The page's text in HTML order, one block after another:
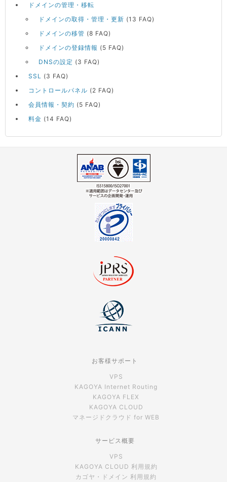
ドメインの管理・移転
ドメインの取得・管理・更新 (13 FAQ)
ドメインの移管 (8 FAQ)
ドメインの登録情報 (5 FAQ)
DNSの設定 (3 FAQ)
SSL
(3 FAQ)
コントロールパネル (2 FAQ)
会員情報・契約 (5 FAQ)
料金 (14 FAQ)
お客様サポート
VPS
KAGOYA Internet Routing
KAGOYA FLEX
KAGOYA CLOUD
マネージドクラウド for WEB
サービス概要
VPS
KAGOYA CLOUD 利用規約
カゴヤ・ドメイン 利用規約